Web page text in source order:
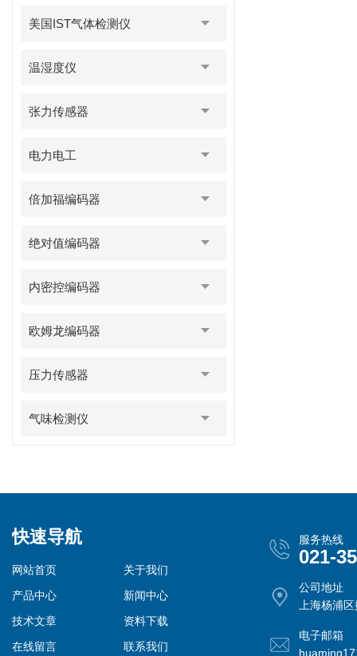
美国IST气体检测仪
温湿度仪
张力传感器
电力电工
倍加福编码器
绝对值编码器
内密控编码器
欧姆龙编码器
压力传感器
气味检测仪
快速导航
网站首页
关于我们
产品中心
新闻中心
技术文章
资料下载
在线留言
联系我们
服务热线
021-
公司地址
上海杨浦
电子邮箱